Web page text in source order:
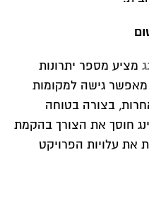
מציע מספר יתרונות
מאפשר גישה למקומות
בצורה בטוחה
חוסך את הצורך בהקמת
את עלויות הפרויקט